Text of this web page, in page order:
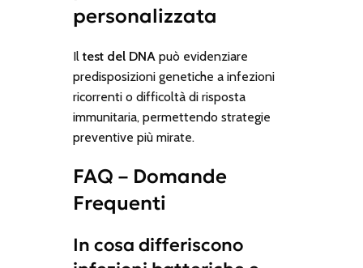
personalizzata
Iltest del DNApuò evidenziare
predisposizioni genetiche a infezioni
ricorrenti o difficoltà di risposta
immunitaria, permettendo strategie
preventive più mirate.
FAQ – Domande
Frequenti
In cosa differiscono